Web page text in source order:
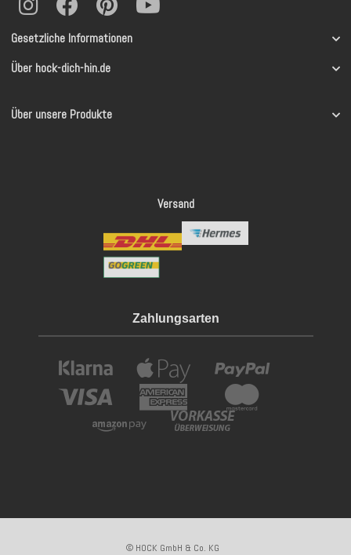
Gesetzliche Informationen
Über hock-dich-hin.de
Über unsere Produkte
Versand
Zahlungsarten
© HOCK GmbH & Co. KG